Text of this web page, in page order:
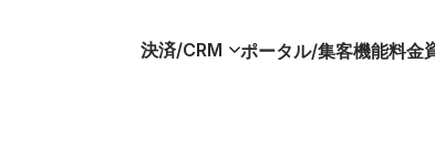
決済/CRM ポータル/集客機能料金